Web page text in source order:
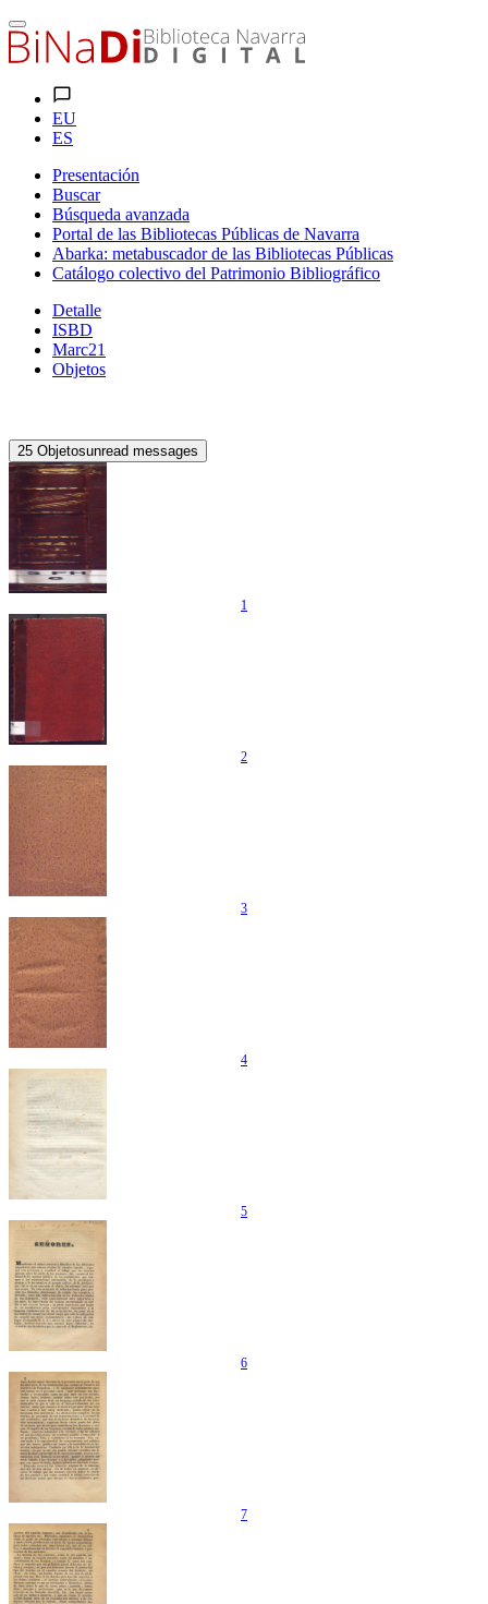
EU
ES
Presentación
Buscar
Búsqueda avanzada
Portal de las Bibliotecas Públicas de Navarra
Abarka: metabuscador de las Bibliotecas Públicas
Catálogo colectivo del Patrimonio Bibliográfico
Detalle
ISBD
Marc21
Objetos
25 Objetosunread messages
1
2
3
4
5
6
7